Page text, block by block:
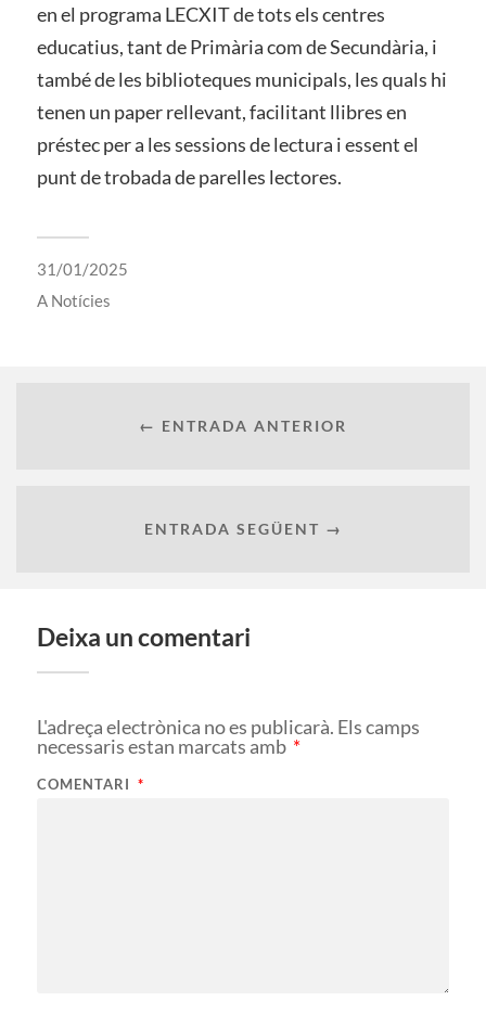
en el programa LECXIT de tots els centres
educatius, tant de Primària com de Secundària, i
també de les biblioteques municipals, les quals hi
tenen un paper rellevant, facilitant llibres en
préstec per a les sessions de lectura i essent el
punt de trobada de parelles lectores.
31/01/2025
A Notícies
← ENTRADA ANTERIOR
ENTRADA SEGÜENT →
Deixa un comentari
L'adreça electrònica no es publicarà. Els camps
necessaris estan marcats amb *
COMENTARI *